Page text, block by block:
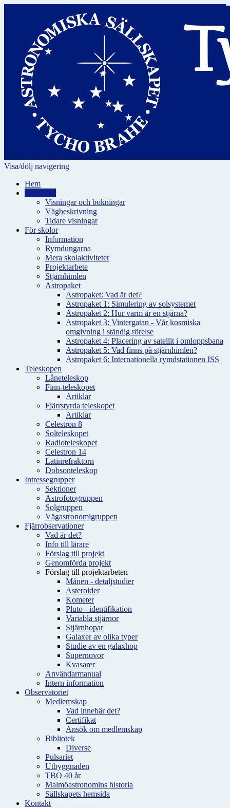
Visa/dölj navigering
Hem
Visningar och bokningar
Vägbeskrivning
Tidare visningar
För skolor
Information
Rymdungarna
Mera skolaktiviteter
Projektarbete
Stjärnhimlen
Astropaket
Astropaket: Vad är det?
Astropaket 1: Simulering av solsystemet
Astropaket 2: Hur varm är en stjärna?
Astropaket 3: Vintergatan - Vår kosmiska
omgivning i ständig rörelse
Astropaket 4: Placering av satellit i omloppsbana
Astropaket 5: Vad finns på stjärnhimlen?
Astropaket 6: Internationella rymdstationen ISS
Teleskopen
Låneteleskop
Finn-teleskopet
Artiklar
Fjärrstyrda teleskopet
Artiklar
Celestron 8
Solteleskopet
Radioteleskopet
Celestron 14
Latinrefraktorn
Dobsonteleskop
Intressegrupper
Sektioner
Astrofotogruppen
Solgruppen
Vägastronomigruppen
Fjärrobservationer
Vad är det?
Info till lärare
Förslag till projekt
Genomförda projekt
Förslag till projektarbeten
Månen - detaljstudier
Asteroider
Kometer
Pluto - identifikation
Variabla stjärnor
Stjärnhopar
Galaxer av olika typer
Studie av en galaxhop
Supernovor
Kvasarer
Användarmanual
Intern information
Observatoriet
Medlemskap
Vad innebär det?
Certifikat
Ansök om medlemskap
Bibliotek
Diverse
Pulsariet
Utbyggnaden
TBO 40 år
Malmöastronomins historia
Sällskapets hemsida
Kontakt